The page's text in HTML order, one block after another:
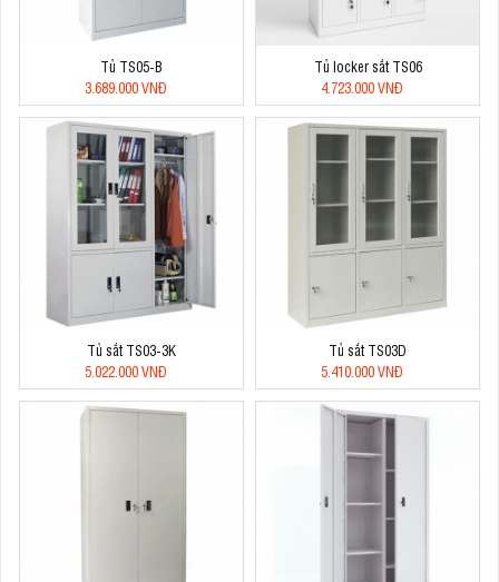
Tủ TS05-B
3.689.000 VNĐ
Tủ locker sắt TS06
4.723.000 VNĐ
Tủ sắt TS03-3K
5.022.000 VNĐ
Tủ sắt TS03D
5.410.000 VNĐ